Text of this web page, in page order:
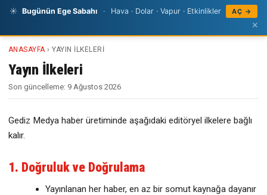
GEDIZMEDYA
ANASAYFA› YAYIN İLKELERI
Yayın İlkeleri
Son güncelleme: 9 Ağustos 2026
Gediz Medya haber üretiminde aşağıdaki editöryel ilkelere bağlı
kalır.
1. Doğruluk ve Doğrulama
Yayınlanan her haber, en az bir somut kaynağa dayanır
☀ Bugünün Ege Sabahı · Hava · Dolar · Vapur · Etkinlikler AÇ →
×